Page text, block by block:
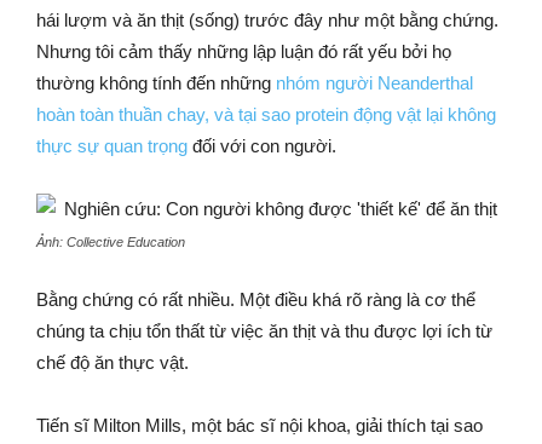
hái lượm và ăn thịt (sống) trước đây như một bằng chứng.
Nhưng tôi cảm thấy những lập luận đó rất yếu bởi họ
thường không tính đến những nhóm người Neanderthal
hoàn toàn thuần chay, và tại sao protein động vật lại không
thực sự quan trọng đối với con người.
Ảnh: Collective Education
Bằng chứng có rất nhiều. Một điều khá rõ ràng là cơ thể
chúng ta chịu tổn thất từ việc ăn thịt và thu được lợi ích từ
chế độ ăn thực vật.
Tiến sĩ Milton Mills, một bác sĩ nội khoa, giải thích tại sao